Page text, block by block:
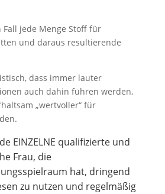
Fall jede Menge Stoff für
und daraus resultierende
dass immer lauter
auch dahin führen werden,
„wertvoller“ für
EINZELNE qualifizierte und
Frau, die
hat, dringend
zu nutzen und regelmäßig